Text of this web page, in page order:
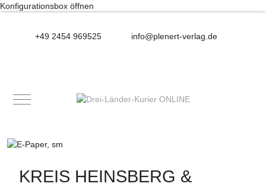
Konfigurationsbox öffnen
+49 2454 969525 info@plenert-verlag.de
Mobile Menu Toggle
KREIS HEINSBERG &